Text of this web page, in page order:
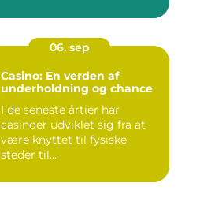
06. sep
Casino: En verden af
underholdning og chance
I de seneste årtier har
casinoer udviklet sig fra at
være knyttet til fysiske
steder til...